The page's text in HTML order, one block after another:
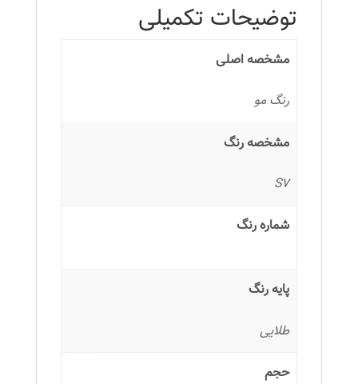
توضیحات تکمیلی
مشخصه اصلی
رنگ مو
مشخصه رنگ
S7
شماره رنگ
پایه رنگ
طلایی
حجم